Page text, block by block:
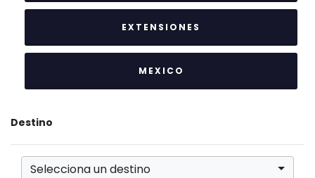
EXTENSIONES
MEXICO
Destino
Selecciona un destino